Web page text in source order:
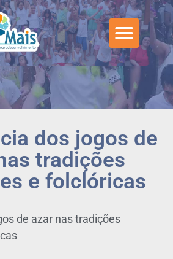
dos jogos de
tradições
e folclóricas
de azar nas tradições